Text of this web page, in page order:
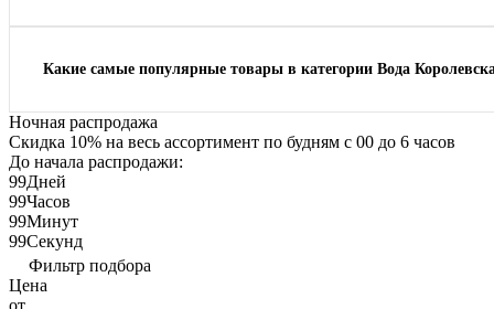
Какие самые популярные товары в категории Вода
Ночная распродажа
Скидка 10% на весь ассортимент по будням с 00 до 6 часов
До начала распродажи:
99Дней
99Часов
99Минут
99Секунд
Фильтр подбора
Цена
от